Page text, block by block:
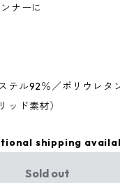
ナーに
テル92％／ポリウレタ
ッド素材）
shipping
Sold out